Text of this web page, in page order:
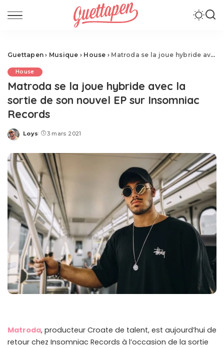
Guettapen › Musique › House › Matroda se la joue hybride avec la sortie de son nouvel EP sur Insomniac Records
House
Matroda se la joue hybride avec la
sortie de son nouvel EP sur Insomniac
Records
Posted
Loys 3 mars 2021
Matroda, producteur Croate de talent, est aujourd’hui de
retour chez Insomniac Records à l’occasion de la sortie